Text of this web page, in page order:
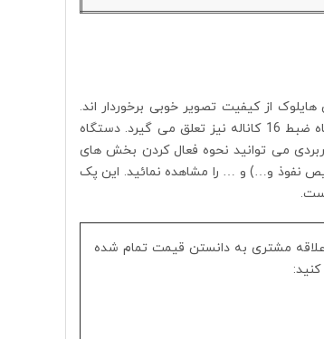
دوربین های 5 مگاپیکسلی است. دوربین های 5 مگاپیکسلی هایلوک از کیفیت تصویر خوبی برخوردار اند.
دوربین ها تماما دارای ویژگی دید در شب هستند. همچنین به همراه دوربین ها یک عدد دستگاه ضبط 16 کاناله نیز تعلق می گیرد. دستگاه
می توانید نحوه فعال کردن بخش های
نفوذ و…) و … را مشاهده نمائید. این پک
مشتری به دانستن قیمت تمام شده